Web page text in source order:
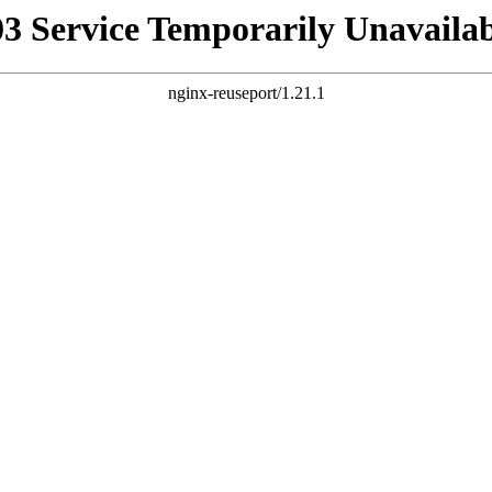
Service Temporarily
nginx-reuseport/1.21.1